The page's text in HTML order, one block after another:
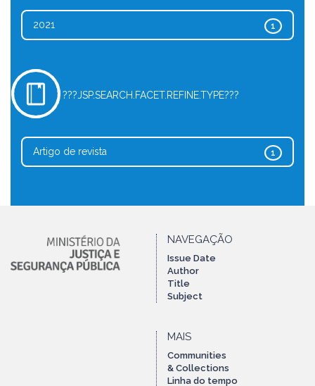
1
2021
???JSP.SEARCH.FACET.REFINE.TYPE???
1
Artigo de revista
NAVEGAÇÃO
Issue Date
Author
Title
Subject
MAIS
Communities
& Collections
Linha do tempo